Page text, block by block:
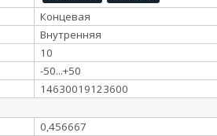
Концевая
Внутренняя
10
-50...+50
14630019123600
0,456667